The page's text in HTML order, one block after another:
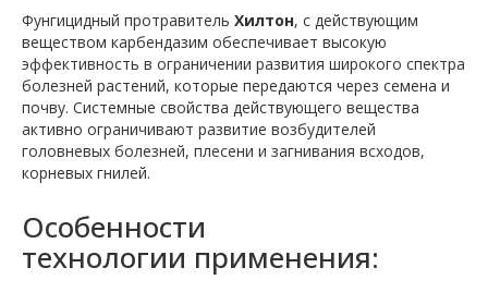
Фунгицидный протравитель Хилтон, с действующим
веществом карбендазим обеспечивает высокую
эффективность в ограничении развития широкого спектра
болезней растений, которые передаются через семена и
почву. Системные свойства действующего вещества
активно ограничивают развитие возбудителей
головневых болезней, плесени и загнивания всходов,
корневых гнилей.
Особенности
технологии применения: